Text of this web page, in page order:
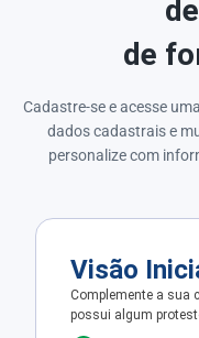
de
Cadastre-se e acesse
dados cadastrais e
personalize com
Visão
Complemente a sua
possui algum